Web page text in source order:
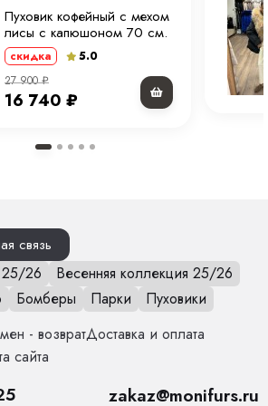
Пуховик кофейный с мехом
лисы с капюшоном 70 см.
ХМ
скидка
5.0
27 900₽
16 740 ₽
связь
25/26
Весенняя коллекция 25/26
Бомберы Парки
Пуховики
- возвратДоставка и оплата
сайта
zakaz@monifurs.ru